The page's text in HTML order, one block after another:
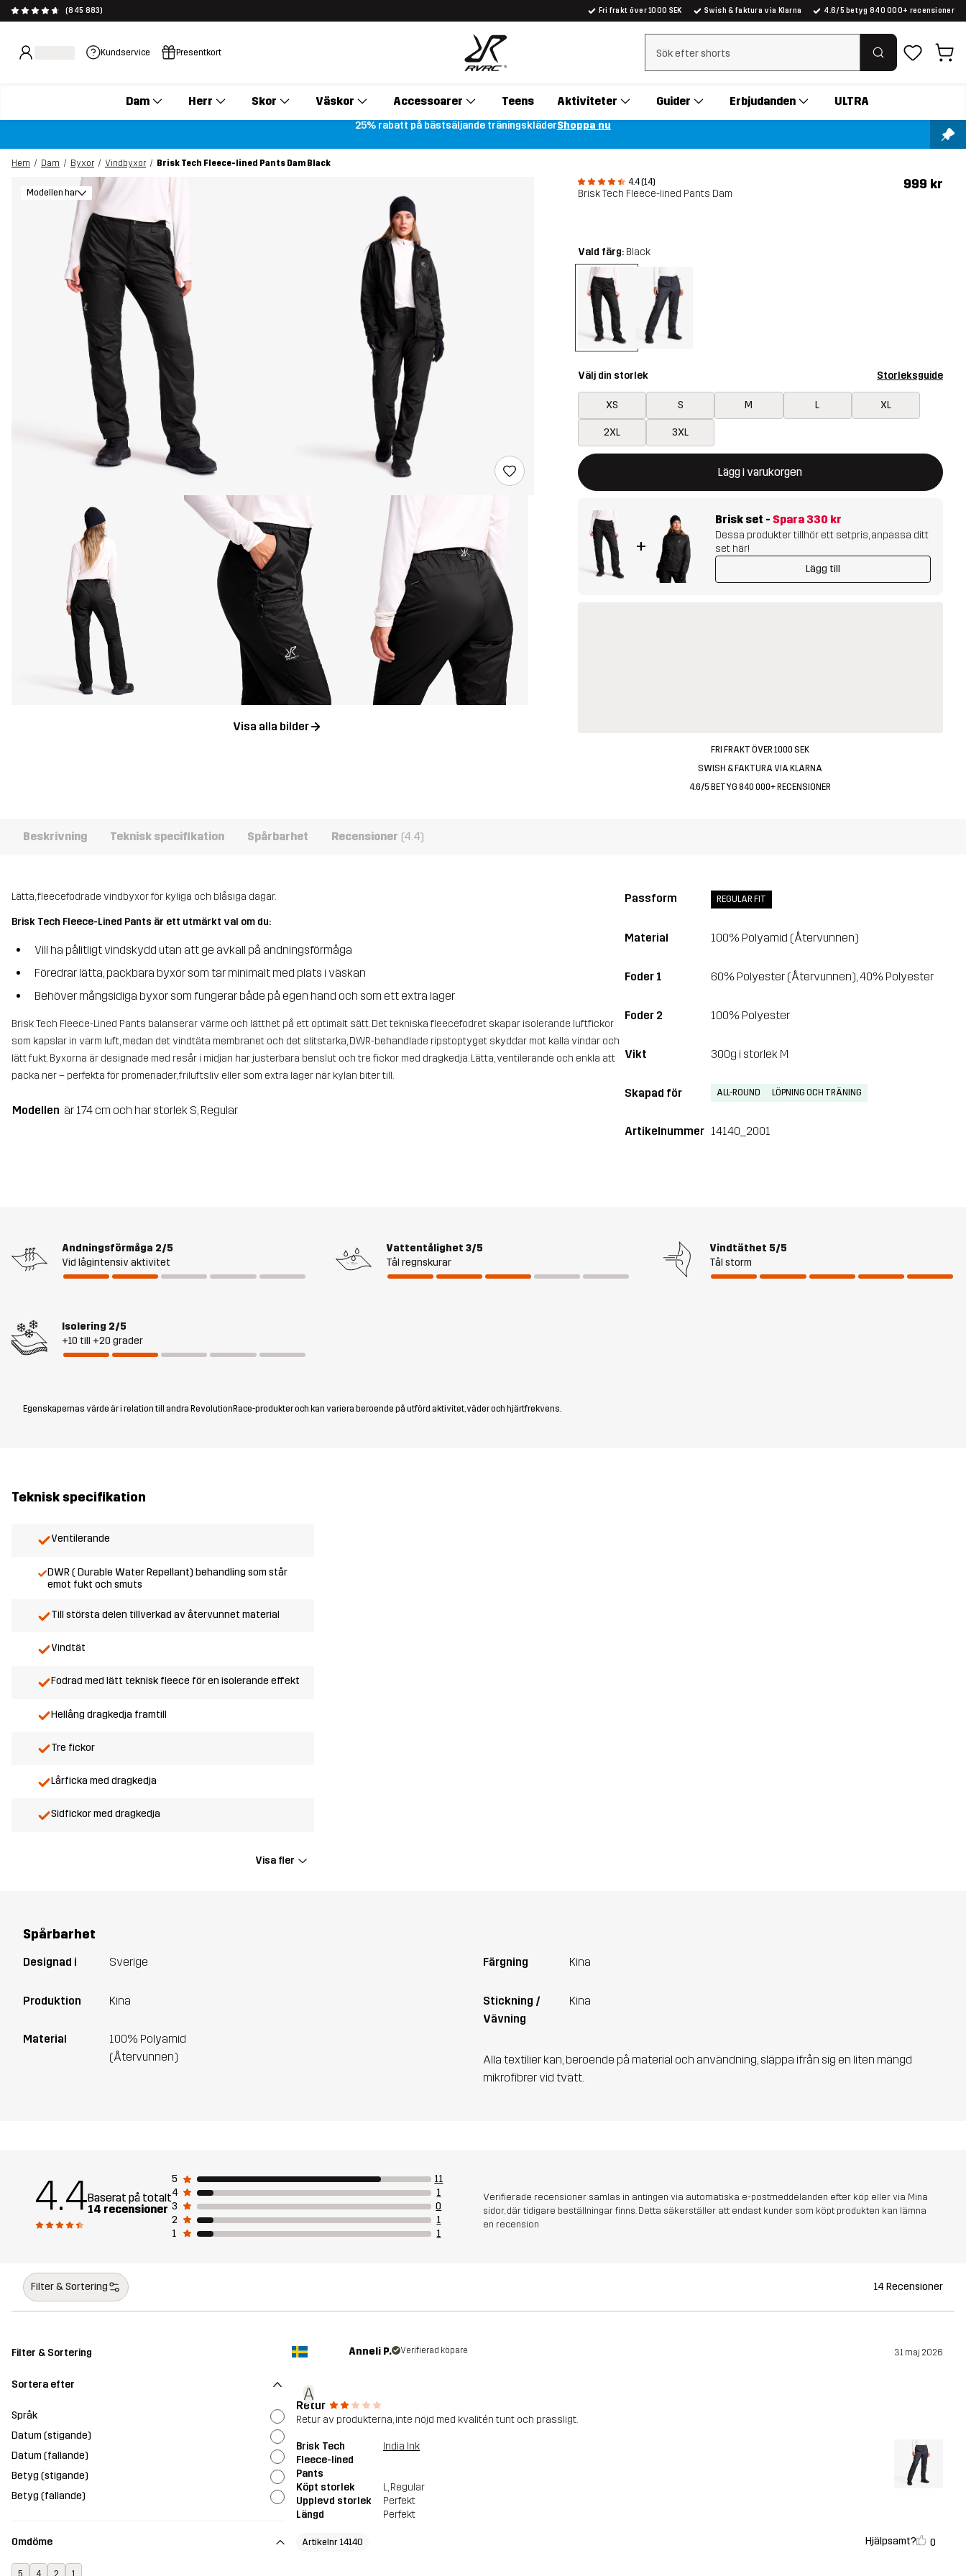
(845 883) Fri frakt över 1000 SEK Swish & faktura via Klarna 4.6/5 betyg 840 000+ recensioner
Kundservice Presentkort Rensa sök
Dam Herr Skor Väskor Accessoarer Teens Aktiviteter Guider Erbjudanden ULTRA
25% rabatt på bästsäljande träningskläderShoppa nu
Hem Dam Byxor Vindbyxor
Brisk Tech Fleece-lined Pants Dam Black
4.4 (14)
Brisk Tech Fleece-lined Pants Dam
999 kr
Modellen har
Visa alla bilder
Vald färg: Black
Välj din storlek Storleksguide
XS S M L XL
2XL 3XL
Lägg i varukorgen
Denna knapp kommer att öppna en modal som bekräftar en ny vara i varukorg
{{size}} inte tillgänglig
+
Brisk set - Spara 330 kr
Dessa produkter tillhör ett setpris, anpassa ditt
set här!
Lägg till
FRI FRAKT ÖVER 1000 SEK
SWISH & FAKTURA VIA KLARNA
4.6/5 BETYG 840 000+ RECENSIONER
Beskrivning Teknisk specifikation Spårbarhet Recensioner (4.4)
Lätta, fleecefodrade vindbyxor för kyliga och blåsiga dagar.
Brisk Tech Fleece-Lined Pants är ett utmärkt val om du:
Vill ha pålitligt vindskydd utan att ge avkall på andningsförmåga
Föredrar lätta, packbara byxor som tar minimalt med plats i väskan
Behöver mångsidiga byxor som fungerar både på egen hand och som ett extra lager
Brisk Tech Fleece-Lined Pants balanserar värme och lätthet på ett optimalt sätt. Det tekniska fleecefodret skapar isolerande luftfickor
som kapslar in varm luft, medan det vindtäta membranet och det slitstarka, DWR-behandlade ripstoptyget skyddar mot kalla vindar och
lätt fukt. Byxorna är designade med resår i midjan har justerbara benslut och tre fickor med dragkedja. Lätta, ventilerande och enkla att
packa ner – perfekta för promenader, friluftsliv eller som extra lager när kylan biter till.
Modellen är 174 cm och har storlek S, Regular
Passform REGULAR FIT
Material 100% Polyamid (Återvunnen)
Foder 1 60% Polyester (Återvunnen), 40% Polyester
Foder 2 100% Polyester
Vikt 300g i storlek M
Skapad för ALL-ROUND LÖPNING OCH TRÄNING
Artikelnummer 14140_2001
Andningsförmåga 2/5
Vid lågintensiv aktivitet
Vattentålighet 3/5
Tål regnskurar
Vindtäthet 5/5
Tål storm
Isolering 2/5
+10 till +20 grader
Egenskapernas värde är i relation till andra RevolutionRace-produkter och kan variera beroende på utförd aktivitet, väder och hjärtfrekvens.
Teknisk specifikation
Ventilerande
DWR ( Durable Water Repellant) behandling som står
emot fukt och smuts
Till största delen tillverkad av återvunnet material
Vindtät
Fodrad med lätt teknisk fleece för en isolerande effekt
Hellång dragkedja framtill
Tre fickor
Lårficka med dragkedja
Sidfickor med dragkedja
Visa fler
Spårbarhet
Designad i Sverige
Produktion Kina
Material
100% Polyamid
(Återvunnen)
Färgning Kina
Stickning /
Vävning
Kina
Alla textilier kan, beroende på material och användning, släppa ifrån sig en liten mängd
mikrofibrer vid tvätt.
4.4Baserat på totalt
14 recensioner
5
11
4
1
3
0
2
1
1
1
Verifierade recensioner samlas in antingen via automatiska e-postmeddelanden efter köp eller via Mina
sidor, där tidigare beställningar finns. Detta säkerställer att endast kunder som köpt produkten kan lämna
en recension
Filter & Sortering 14 Recensioner
Filter & Sortering
Sortera efter
Språk
Datum (stigande)
Datum (fallande)
Betyg (stigande)
Betyg (fallande)
Omdöme
5 4 2 1
A
Anneli P. Verifierad köpare 31 maj 2026
Retur
Retur av produkterna, inte nöjd med kvalitén tunt och prassligt.
Brisk Tech
Fleece-lined
Pants
India Ink
Köpt storlek L, Regular
Upplevd storlek
Perfekt
Längd
Perfekt
Artikelnr 14140 Hjälpsamt? 0